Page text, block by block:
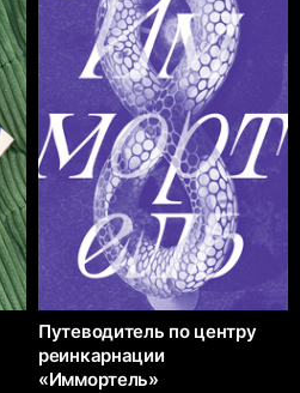
Путеводитель по центру
реинкарнации
«Иммортель»